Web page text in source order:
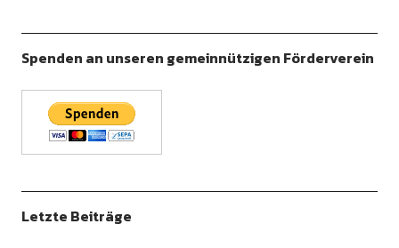
Spenden an unseren gemeinnützigen Förderverein
Letzte Beiträge